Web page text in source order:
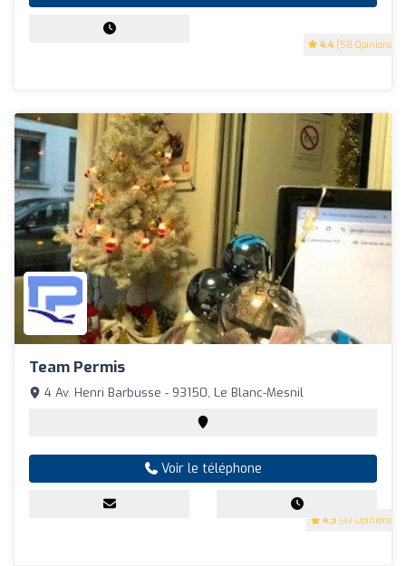
4.4 (58 Opinions)
Team Permis
4.3 (47 Opinions)
4 Av. Henri Barbusse - 93150, Le Blanc-Mesnil
Voir le téléphone